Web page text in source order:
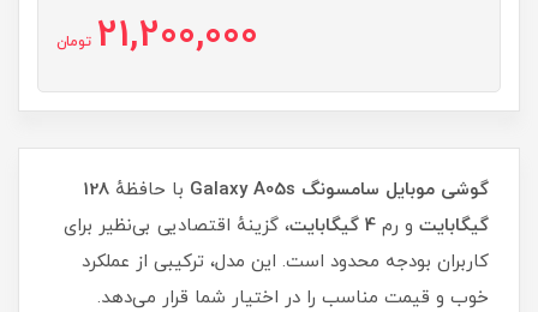
21,200,000 تومان
گوشی موبایل سامسونگ Galaxy A05s با حافظهٔ 128
گیگابایت و رم 4 گیگابایت
، گزینهٔ اقتصادیی بی‌نظیر برای
کاربران بودجه محدود است. این مدل، ترکیبی از عملکرد
خوب و قیمت مناسب را در اختیار شما قرار می‌دهد.